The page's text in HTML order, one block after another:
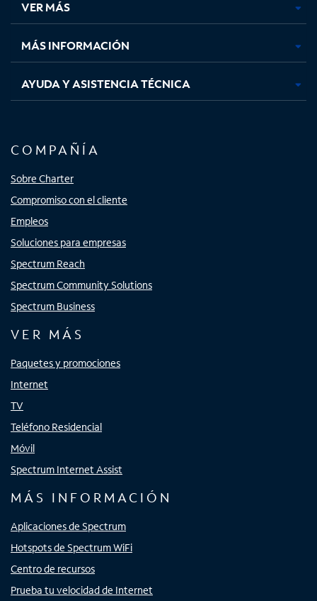
pestaña
nueva
pestaña
nueva
pestaña
nuevanueva
VER MÁS
MÁS INFORMACIÓN
AYUDA Y ASISTENCIA TÉCNICA
COMPAÑÍA
Sobre Charter
Compromiso con el cliente
Empleos
Soluciones para empresas
Spectrum Reach
Spectrum Community Solutions
Spectrum Business
VER MÁS
Paquetes y promociones
Internet
TV
Teléfono Residencial
Móvil
Spectrum Internet Assist
MÁS INFORMACIÓN
Aplicaciones de Spectrum
Hotspots de Spectrum WiFi
Centro de recursos
Prueba tu velocidad de Internet